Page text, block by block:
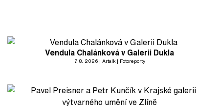
Vendula Chalánková v Galerii Dukla
7. 8. 2026 Artalk Fotoreporty